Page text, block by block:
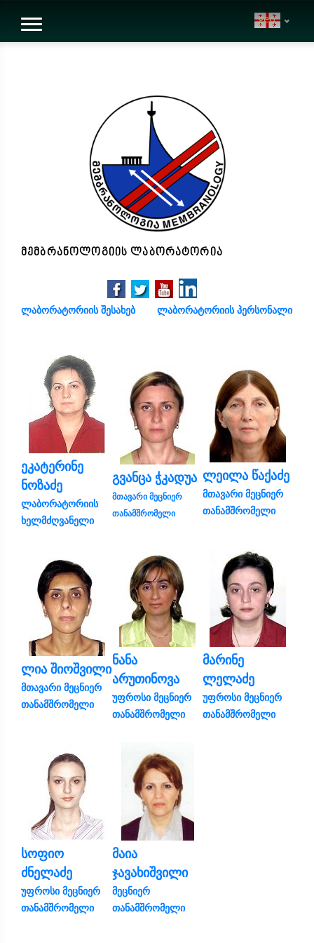
geo
მემბრანოლოგიის ლაბორატორია
ლაბორატორიის შესახებ ლაბორატორიის პერსონალი
ეკატერინე
ნოზაძე
ლაბორატორიის
ხელმძღვანელი
გვანცა ჭკადუა
მთავარი მეცნიერ
თანამშრომელი
ლეილა წაქაძე
მთავარი მეცნიერ
თანამშრომელი
ლია შიოშვილი
მთავარი მეცნიერ
თანამშრომელი
ნანა
არუთინოვა
უფროსი მეცნიერ
თანამშრომელი
მარინე
ლელაძე
უფროსი მეცნიერ
თანამშრომელი
სოფიო
ძნელაძე
უფროსი მეცნიერ
თანამშრომელი
მაია
ჯავახიშვილი
მეცნიერ
თანამშრომელი